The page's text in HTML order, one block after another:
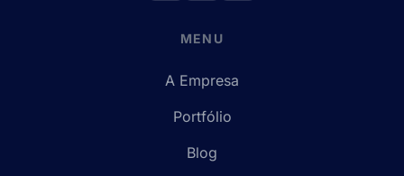
MENU
A Empresa
Portfólio
Blog